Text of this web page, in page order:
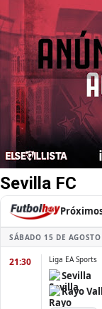
Sevilla FC